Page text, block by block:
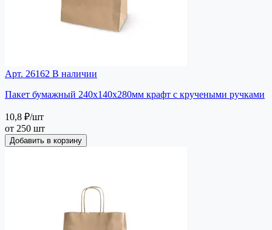
Арт. 26162 В наличии
Пакет бумажный 240х140х280мм крафт с кручеными ручками
10,8 ₽/шт
от 250 шт
Добавить в корзину